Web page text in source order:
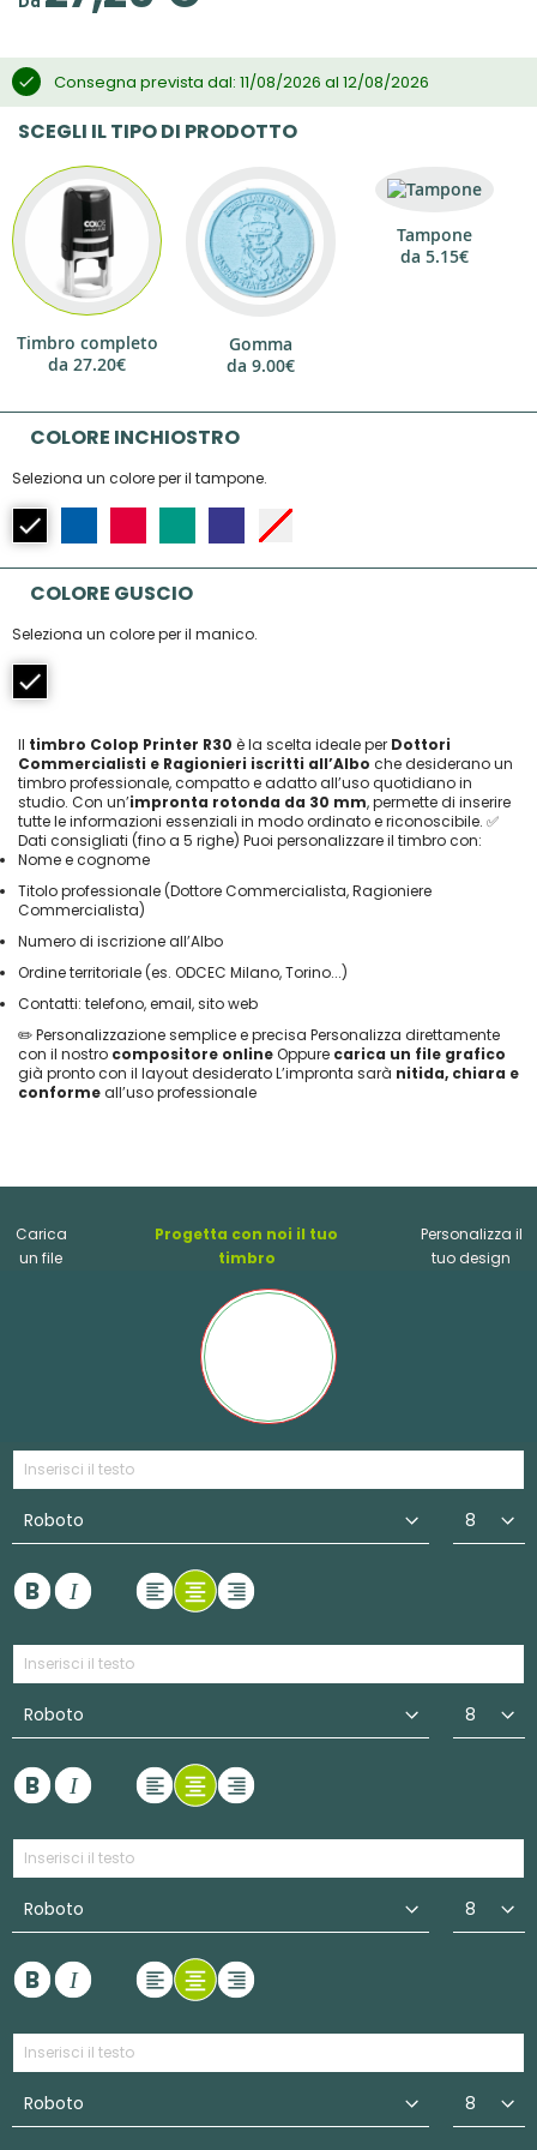
Consegna prevista dal: 11/08/2026 al 12/08/2026
SCEGLI IL TIPO DI PRODOTTO
Timbro completo
da 27.20€
Gomma
da 9.00€
Tampone
da 5.15€
COLORE INCHIOSTRO
Seleziona un colore per il tampone.
COLORE GUSCIO
Seleziona un colore per il manico.
Il timbro Colop Printer R30 è la scelta ideale per Dottori
Commercialisti e Ragionieri iscritti all’Albo che desiderano un
timbro professionale, compatto e adatto all’uso quotidiano in
studio. Con un’impronta rotonda da 30 mm, permette di inserire
tutte le informazioni essenziali in modo ordinato e riconoscibile. ✅
Dati consigliati (fino a 5 righe) Puoi personalizzare il timbro con:
Nome e cognome
Titolo professionale (Dottore Commercialista, Ragioniere
Commercialista)
Numero di iscrizione all’Albo
Ordine territoriale (es. ODCEC Milano, Torino...)
Contatti: telefono, email, sito web
✏️ Personalizzazione semplice e precisa Personalizza direttamente
con il nostro compositore onlineOppure carica un file grafico
già pronto con il layout desiderato L’impronta sarà nitida, chiara e
conformeall’uso professionale
Carica
un file
Progetta con noi il tuo
timbro
Personalizza il
tuo design